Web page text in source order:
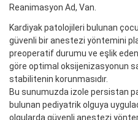
Reanimasyon Ad, Van.
Kardiyak patolojileri bulunan
güvenli bir anestezi yöntemini
preoperatif durumu ve eşlik
göre optimal oksijenizasyonun
stabilitenin korunmasıdır.
Bu sunumuzda izole persistan
bulunan pediyatrik olguya
olgularda güvenli anestezi